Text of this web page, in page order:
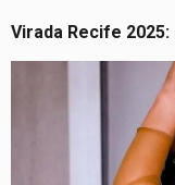
Virada Recife